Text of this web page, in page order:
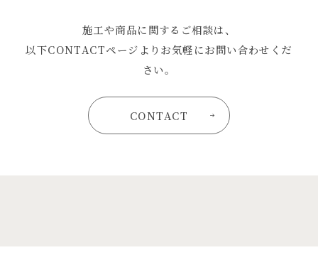
施工や商品に関するご相談は、
以下CONTACTページよりお気軽にお問い合わせくだ
さい。
CONTACT